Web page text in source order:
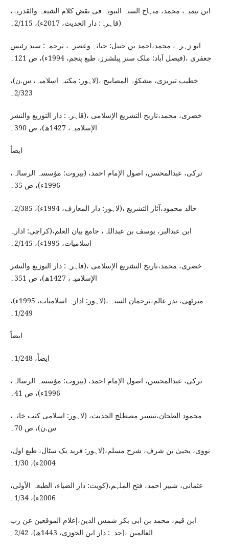
ابن تیمیہ، محمد، منہاج السنہ النبویہ فی نقض کلام الشیعۃ والقدریۃ،
(قاہرہ: دار الحدیث، 2017ء)، 2/115۔
ابو زہرہ، محمد،احمد بن حنبل: حیاتہ وعصرہ، ترجمہ: سید رئیس
جعفری ،(فیصل آباد: ملک سنز پبلشرز، طبع پنجم، 1994ء)، ص 121۔
خطیب تبریزی، مشکوٰۃ المصابیح ،(لاہور: مکتبہ اسلامیہ، س.ن)،
2/323۔
خضری، محمد،تاریخ التشریع الإسلامی ،(قاہرہ: دار التوزیع والنشر
الإسلامیہ، 1427ھ)، ص 390۔
ایضاً
ترکی، عبدالمحسن، اصول الإمام احمد، (بیروت: مؤسسہ الرسالہ،
1996ء)، ص 35۔
خالد محمود،آثار التشریع ،(لاہور: دار المعارف، 1994ء)، 2/385۔
ابن عبدالبر، یوسف بن عبداللہ، جامع بیان العلم،(کراچی: ادارہ
اسلامیات، 1995ء)، 2/145۔
خضری، محمد،تاریخ التشریع الإسلامی ،(قاہرہ: دار التوزیع والنشر
الإسلامیہ، 1427ھ)، ص 351۔
میرٹھی، بدر عالم،ترجمان السنہ ،(لاہور: ادارہ اسلامیات، 1995ء)،
1/249۔
ایضاً
ایضاً، 1/248۔
ترکی، عبدالمحسن، اصول الإمام احمد، (بیروت: مؤسسہ الرسالہ،
1996ء)، ص 41۔
محمود الطحان،تیسیر مصطلح الحدیث، (لاہور: اسلامی کتب خانہ،
س.ن)، ص 70۔
نووی، یحییٰ بن شرف، شرح مسلم،(لاہور: فرید بک سٹال، طبع اول،
2004ء)، 1/30۔
عثمانی، شبیر احمد، فتح الملہم،(کویت: دار الضیاء، الطبعہ الأولی،
2006ء)، 1/34۔
ابن قیم، محمد بن ابی بکر شمس الدین،إعلام الموقعین عن رب
العالمین ،(جدہ: دار ابن الجوزی، 1443ھ)، 2/42۔